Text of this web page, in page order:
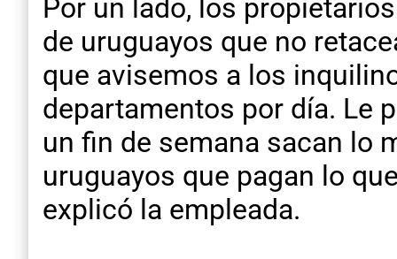
Por un lado, los
de uruguayos que no
que avisemos a los
departamentos por día. Le
un fin de semana sacan lo
uruguayos que pagan lo
explicó la empleada.